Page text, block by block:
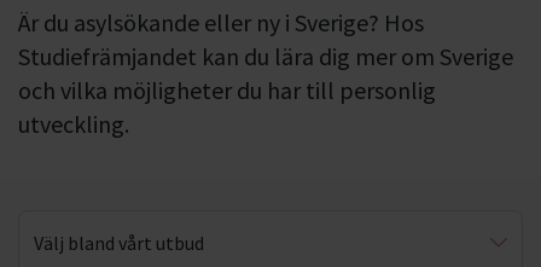
Är du asylsökande eller ny i Sverige? Hos
Studiefrämjandet kan du lära dig mer om Sverige
och vilka möjligheter du har till personlig
utveckling.
Välj bland vårt utbud